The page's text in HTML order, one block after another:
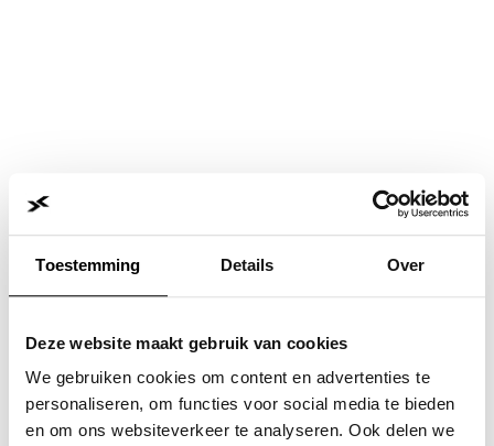
Toestemming Details Over
Deze website maakt gebruik van cookies
We gebruiken cookies om content en advertenties te
personaliseren, om functies voor social media te bieden
en om ons websiteverkeer te analyseren. Ook delen we